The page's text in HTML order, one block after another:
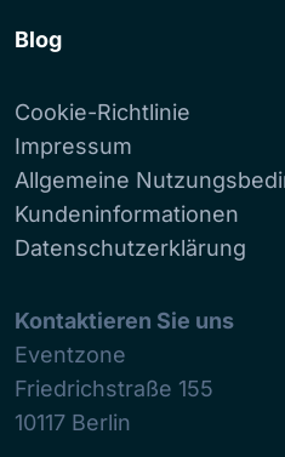
Blog
Cookie-Richtlinie
Impressum
Allgemeine
Kundeninformationen
Datenschutzerklärung
Kontaktieren Sie uns
Eventzone
Friedrichstraße 155
10117 Berlin